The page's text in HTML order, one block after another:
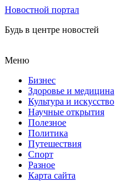
Новостной портал
Будь в центре новостей
Меню
Бизнес
Здоровье и медицина
Культура и искусство
Научные открытия
Полезное
Политика
Путешествия
Спорт
Разное
Карта сайта